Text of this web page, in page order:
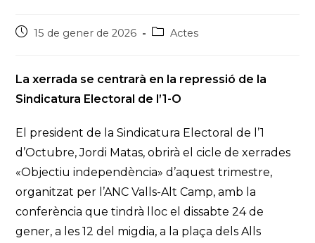
Post15 de gener de 2026
PostActes
La xerrada se centrarà en la repressió de la
Sindicatura Electoral de l’1-O
El president de la Sindicatura Electoral de l’1
d’Octubre, Jordi Matas, obrirà el cicle de xerrades
«Objectiu independència» d’aquest trimestre,
organitzat per l’ANC Valls-Alt Camp, amb la
conferència que tindrà lloc el dissabte 24 de
gener, a les 12 del migdia, a la plaça dels Alls